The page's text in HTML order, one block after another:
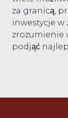
za granicą,
inwestycje w
zrozumienie
podjąć